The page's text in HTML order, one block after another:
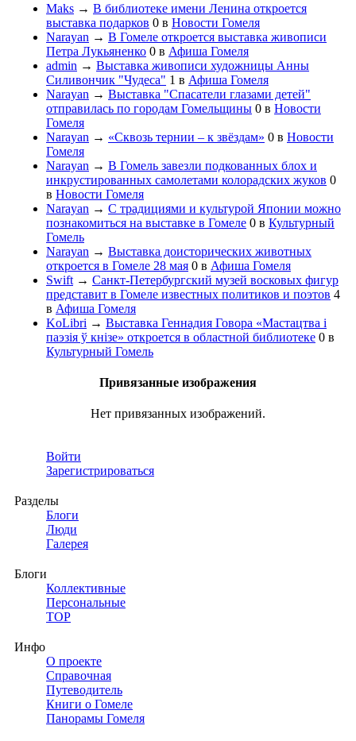
Maks → В библиотеке имени Ленина откроется
выставка подарков 0 в Новости Гомеля
Narayan → В Гомеле откроется выставка живописи
Петра Лукьяненко 0 в Афиша Гомеля
admin → Выставка живописи художницы Анны
Силивончик "Чудеса" 1 в Афиша Гомеля
Narayan → Выставка "Спасатели глазами детей"
отправилась по городам Гомельщины 0 в Новости
Гомеля
Narayan → «Сквозь тернии – к звёздам» 0 в Новости
Гомеля
Narayan → В Гомель завезли подкованных блох и
инкрустированных самолетами колорадских жуков 0
в Новости Гомеля
Narayan → С традициями и культурой Японии можно
познакомиться на выставке в Гомеле 0 в Культурный
Гомель
Narayan → Выставка доисторических животных
откроется в Гомеле 28 мая 0 в Афиша Гомеля
Swift → Санкт-Петербургский музей восковых фигур
представит в Гомеле известных политиков и поэтов 4
в Афиша Гомеля
KoLibri → Выставка Геннадия Говора «Мастацтва і
паэзія ў кнізе» откроется в областной библиотеке 0 в
Культурный Гомель
Привязанные изображения
Нет привязанных изображений.
Войти
Зарегистрироваться
Разделы
Блоги
Люди
Галерея
Блоги
Коллективные
Персональные
TOP
Инфо
О проекте
Справочная
Путеводитель
Книги о Гомеле
Панорамы Гомеля